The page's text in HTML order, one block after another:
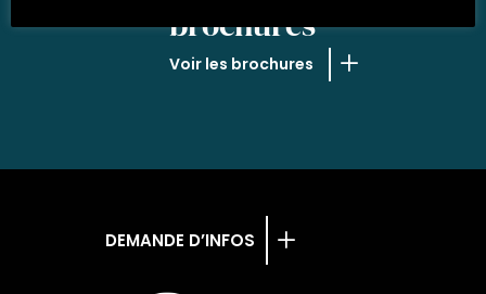
brochures
Voir les brochures
DEMANDE D’INFOS